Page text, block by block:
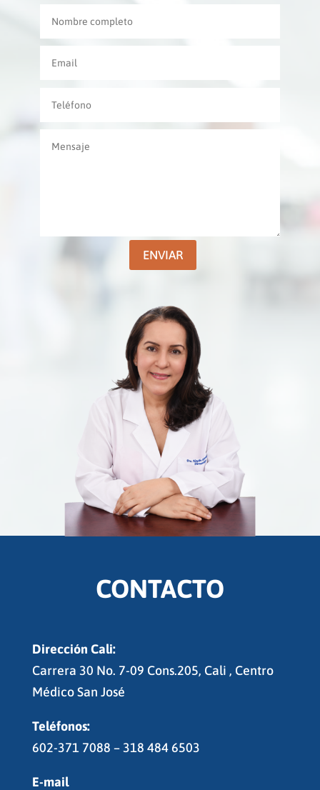
ENVIAR
CONTACTO
Dirección Cali:
Carrera 30 No. 7-09 Cons.205, Cali , Centro
Médico San José
Teléfonos:
602-371 7088 – 318 484 6503
E-mail